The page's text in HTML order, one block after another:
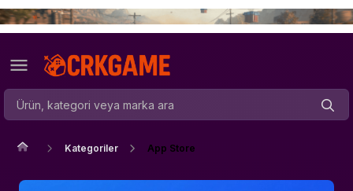
Kategoriler App Store